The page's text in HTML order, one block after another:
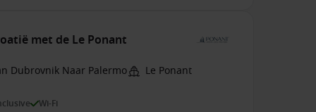
met de Le Ponant
Dubrovnik Naar Palermo Le Ponant
Wi-Fi